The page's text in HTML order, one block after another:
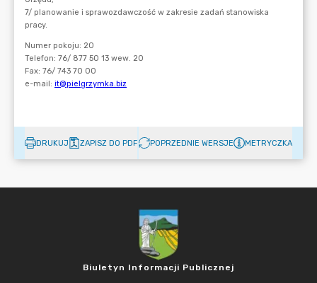
DRUKUJ ZAPISZ DO PDF POPRZEDNIE WERSJE METRYCZKA
Biuletyn Informacji Publicznej